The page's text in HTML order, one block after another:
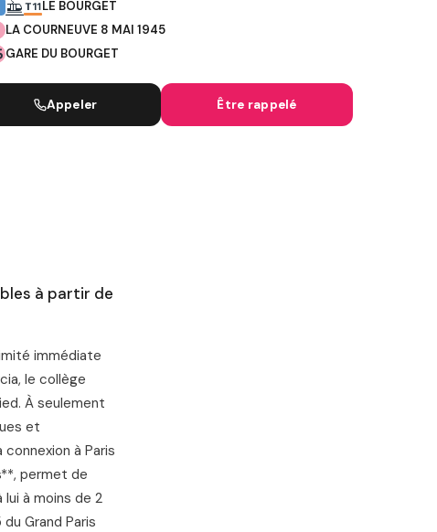
LIGNES SNCF
LE BOURGET
LA COURNEUVE 8 MAI 1945
GARE DU BOURGET
Appeler Être rappelé
à partir de
immédiate
le collège
À seulement
et
à Paris
permet de
lui à moins de 2
Grand Paris